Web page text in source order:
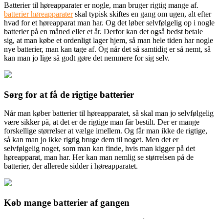
Batterier til høreapparater er nogle, man bruger rigtig mange af.
batterier høreapparaterskal typisk skiftes en gang om ugen, alt efter
hvad for et høreapparat man har. Og det løber selvfølgelig op i nogle
batterier på en måned eller et år. Derfor kan det også bedst betale
sig, at man købe et ordenligt lager hjem, så man hele tiden har nogle
nye batterier, man kan tage af. Og når det så samtidig er så nemt, så
kan man jo lige så godt gøre det nemmere for sig selv.
Sørg for at få de rigtige batterier
Når man køber batterier til høreapparatet, så skal man jo selvfølgelig
være sikker på, at det er de rigtige man får bestilt. Der er mange
forskellige størrelser at vælge imellem. Og får man ikke de rigtige,
så kan man jo ikke rigtig bruge dem til noget. Men det er
selvfølgelig noget, som man kan finde, hvis man kigger på det
høreapparat, man har. Her kan man nemlig se størrelsen på de
batterier, der allerede sidder i høreapparatet.
Køb mange batterier af gangen